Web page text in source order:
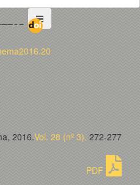
2016.Vol. 28 (nº 3). 272-277
PDF